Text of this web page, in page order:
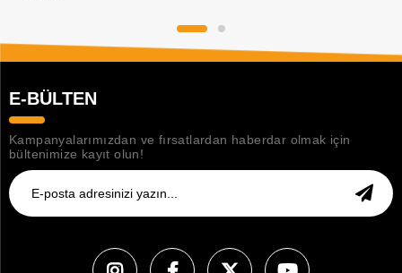
E-BÜLTEN
Kampanyalarımızdan ve fırsatlardan haberdar olmak için
bültenimize kayıt olun!